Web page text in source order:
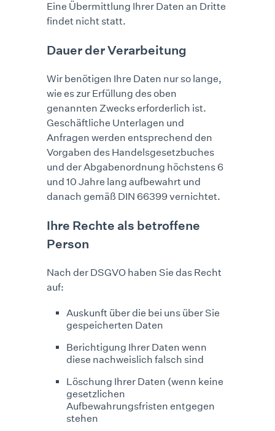
Eine Übermittlung Ihrer Daten an Dritte
findet nicht statt.
Dauer der Verarbeitung
Wir benötigen Ihre Daten nur so lange,
wie es zur Erfüllung des oben
genannten Zwecks erforderlich ist.
Geschäftliche Unterlagen und
Anfragen werden entsprechend den
Vorgaben des Handelsgesetzbuches
und der Abgabenordnung höchstens 6
und 10 Jahre lang aufbewahrt und
danach gemäß DIN 66399 vernichtet.
Ihre Rechte als betroffene
Person
Nach der DSGVO haben Sie das Recht
auf:
Auskunft über die bei uns über Sie
gespeicherten Daten
Berichtigung Ihrer Daten wenn
diese nachweislich falsch sind
Löschung Ihrer Daten (wenn keine
gesetzlichen
Aufbewahrungsfristen entgegen
stehen